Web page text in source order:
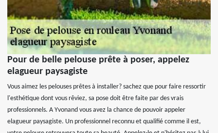
Pour de belle pelouse prête à poser, appelez
elagueur paysagiste
Vous aimez les pelouses prêtes à installer? sachez que pour faire ressortir
l'esthétique dont vous rêviez, sa pose doit être faite par des vrais
professionnels. A Yvonand vous avez la chance de pouvoir appeler
elagueur paysagiste. Un professionnel reconnu et qualifié comme il est,